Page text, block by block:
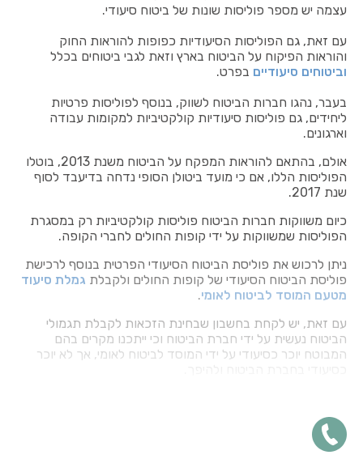
עצמה יש מספר פוליסות שונות של ביטוח סיעודי.
עם זאת, גם הפוליסות הסיעודיות כפופות להוראות החוק
והוראות הפיקוח על הביטוח בארץ וזאת לגבי ביטוחים בכלל
וביטוחים סיעודיים בפרט.
בעבר, נהגו חברות הביטוח לשווק, בנוסף לפוליסות פרטיות
ליחידים, גם פוליסות סיעודיות קולקטיביות למקומות עבודה
וארגונים.
אולם, בהתאם להוראות המפקח על הביטוח משנת 2013, בוטלו
הפוליסות הללו, אם כי מועד ביטולן הסופי נדחה בדיעבד לסוף
שנת 2017.
כיום משווקות חברות הביטוח פוליסות קולקטיביות רק במסגרת
הפוליסות שמשווקות על ידי קופות החולים לחברי הקופה.
ניתן לרכוש את פוליסת הביטוח הסיעודי הפרטית בנוסף לרכישת
פוליסת הביטוח הסיעודי של קופות החולים ולקבלת גמלת סיעוד
מטעם המוסד לביטוח לאומי.
עם זאת, יש לקחת בחשבון שבחינת הזכאות לקבלת תגמולי
הביטוח נעשית על ידי חברת הביטוח וכי ייתכנו מקרים בהם
המבוטח יוכר כסיעודי על ידי המוסד לביטוח לאומי, אך לא יוכר
כאמור, תנאי הפוליסות הפרטיות משתנים מחברת ביטוח אחת
לאחרת ויש לבדוק ולהשוות ביניהן, עם זאת ישנם מספר אלמנטים